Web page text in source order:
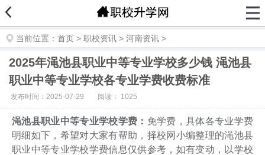
当前位置： 首页 > 职校资讯 > 河南资讯 >
2025年渑池县职业中等专业学校多少钱 渑池县
职业中等专业学校各专业学费收费标准
发布时间：2025-07-29 阅读： 1025
渑池县职业中等专业学校学费： 免学费，具体各专业学费
明细如下，希望对大家有帮助，择校网小编整理的渑池县
职业中等专业学校学费信息仅供参考，如有变动，以学校